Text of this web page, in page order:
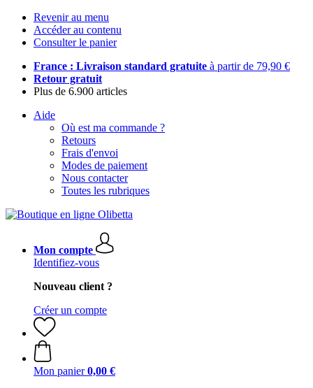
Revenir au menu
Accéder au contenu
Consulter le panier
France : Livraison standard gratuite à partir de 79,90 €
Retour gratuit
Plus de 6.900 articles
Aide
Où est ma commande ?
Retours
Frais d'envoi
Modes de paiement
Nous contacter
Toutes les rubriques
Mon compte
Identifiez-vous
Nouveau client ?
Créer un compte
Mon panier 0,00 €